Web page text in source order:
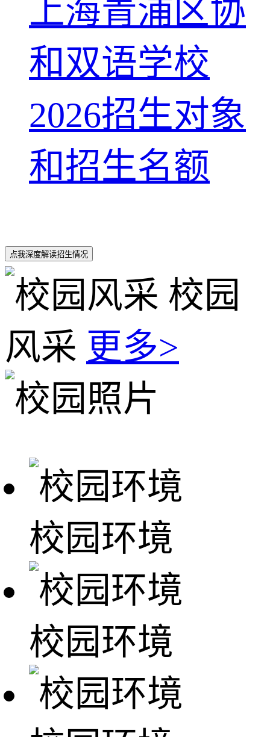
上海青浦区协
和双语学校
2026招生对象
和招生名额
点我深度解读招生情况
校园
风采 更多>
校园环境
校园环境